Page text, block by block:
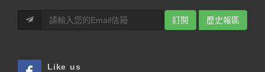
訂閱 歷史報區
Like us